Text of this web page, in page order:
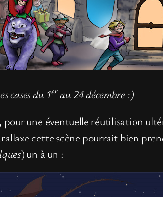
cases du 1erau 24 décembre :)
une éventuelle réutilisation
cette scène pourrait bien
) un à un :